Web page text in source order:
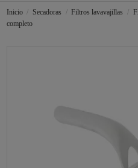
Inicio Secadoras Filtros lavavajillas
completo